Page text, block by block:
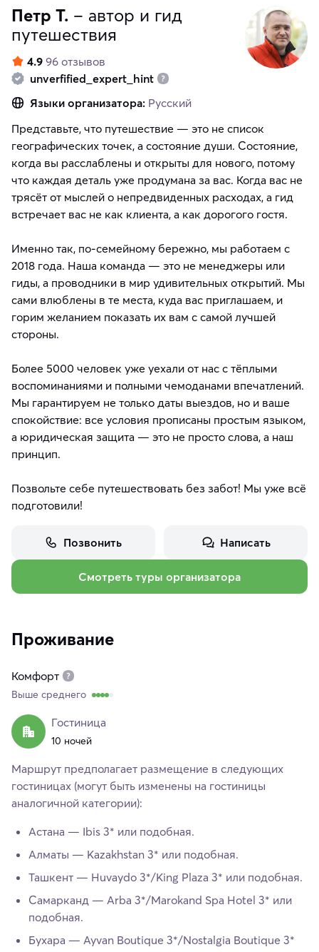
Петр Т. – автор и гид
путешествия
4.9 96 отзывов
unverfified_expert_hint
Языки организатора: Русский
Представьте, что путешествие — это не список
географических точек, а состояние души. Состояние,
когда вы расслаблены и открыты для нового, потому
что каждая деталь уже продумана за вас. Когда вас не
трясёт от мыслей о непредвиденных расходах, а гид
встречает вас не как клиента, а как дорогого гостя.
Именно так, по-семейному бережно, мы работаем с
2018 года. Наша команда — это не менеджеры или
гиды, а проводники в мир удивительных открытий. Мы
сами влюблены в те места, куда вас приглашаем, и
горим желанием показать их вам с самой лучшей
стороны.
Более 5000 человек уже уехали от нас с тёплыми
воспоминаниями и полными чемоданами впечатлений.
Мы гарантируем не только даты выездов, но и ваше
спокойствие: все условия прописаны простым языком,
а юридическая защита — это не просто слова, а наш
принцип.
Позвольте себе путешествовать без забот! Мы уже всё
подготовили!
Позвонить Написать
Смотреть туры организатора
Проживание
Комфорт
Выше среднего
Гостиница
10 ночей
Маршрут предполагает размещение в следующих
гостиницах (могут быть изменены на гостиницы
аналогичной категории):
Астана — Ibis 3* или подобная.
Алматы — Kazakhstan 3* или подобная.
Ташкент — Huvaydo 3*/King Plaza 3* или подобная.
Самарканд — Arba 3*/Marokand Spa Hotel 3* или
подобная.
Бухара — Ayvan Boutique 3*/Nostalgia Boutique 3*